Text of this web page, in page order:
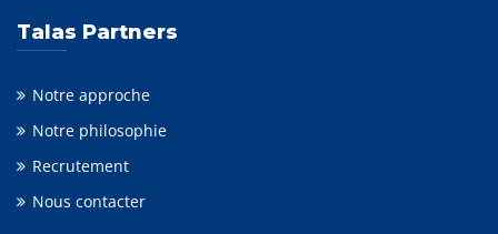
Talas Partners
Notre approche
Notre philosophie
Recrutement
Nous contacter